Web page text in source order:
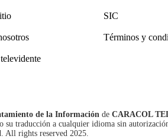
SIC
Términos y
de la Información de CARACOL
traducción a cualquier idioma sin
All rights reserved 2025.